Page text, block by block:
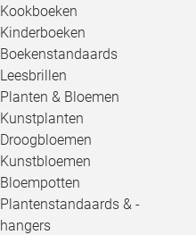
Kookboeken
Kinderboeken
Boekenstandaards
Leesbrillen
Planten & Bloemen
Kunstplanten
Droogbloemen
Kunstbloemen
Bloempotten
Plantenstandaards & -
hangers